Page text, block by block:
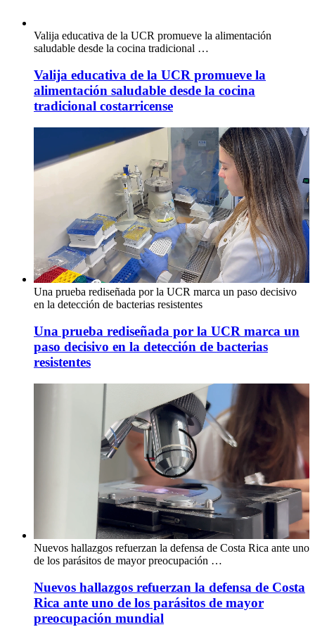
Valija educativa de la UCR promueve la alimentación
saludable desde la cocina tradicional …
Valija educativa de la UCR promueve la
alimentación saludable desde la cocina
tradicional costarricense
Una prueba rediseñada por la UCR marca un paso decisivo
en la detección de bacterias resistentes
Una prueba rediseñada por la UCR marca un
paso decisivo en la detección de bacterias
resistentes
Nuevos hallazgos refuerzan la defensa de Costa Rica ante uno
de los parásitos de mayor preocupación …
Nuevos hallazgos refuerzan la defensa de Costa
Rica ante uno de los parásitos de mayor
preocupación mundial